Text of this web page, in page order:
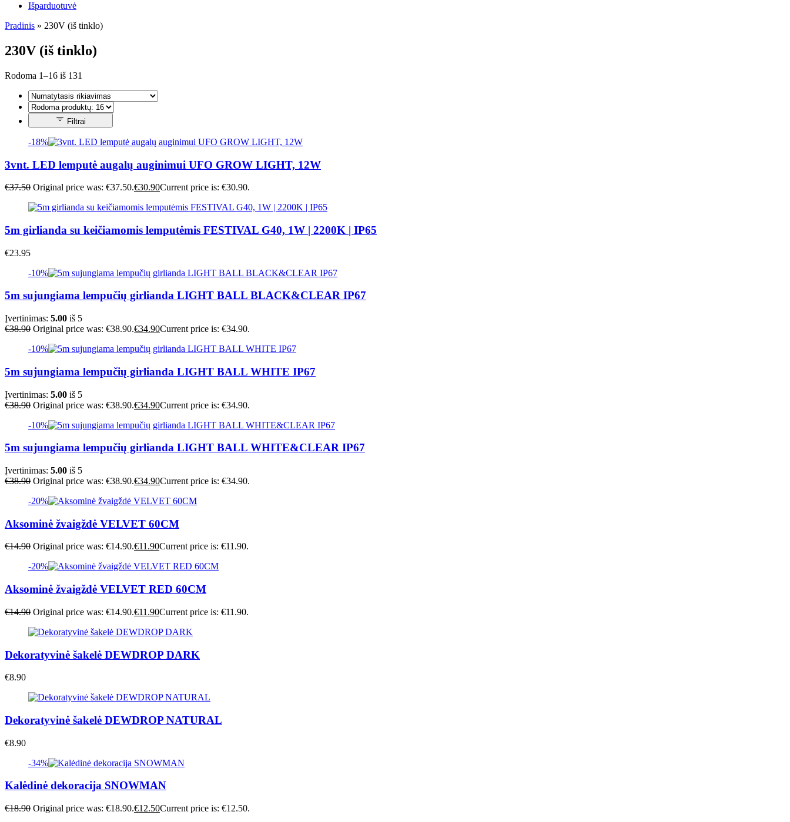
Išparduotuvė
Pradinis » 230V (iš tinklo)
230V (iš tinklo)
Rodoma 1–16 iš 131
Filtrai
-18%
3vnt. LED lemputė augalų auginimui UFO GROW LIGHT, 12W
€37.50 Original price was: €37.50.€30.90Current price is: €30.90.
5m girlianda su keičiamomis lemputėmis FESTIVAL G40, 1W | 2200K | IP65
€23.95
-10%
5m sujungiama lempučių girlianda LIGHT BALL BLACK&CLEAR IP67
Įvertinimas: 5.00 iš 5
€38.90 Original price was: €38.90.€34.90Current price is: €34.90.
-10%
5m sujungiama lempučių girlianda LIGHT BALL WHITE IP67
Įvertinimas: 5.00 iš 5
€38.90 Original price was: €38.90.€34.90Current price is: €34.90.
-10%
5m sujungiama lempučių girlianda LIGHT BALL WHITE&CLEAR IP67
Įvertinimas: 5.00 iš 5
€38.90 Original price was: €38.90.€34.90Current price is: €34.90.
-20%
Aksominė žvaigždė VELVET 60CM
€14.90 Original price was: €14.90.€11.90Current price is: €11.90.
-20%
Aksominė žvaigždė VELVET RED 60CM
€14.90 Original price was: €14.90.€11.90Current price is: €11.90.
Dekoratyvinė šakelė DEWDROP DARK
€8.90
Dekoratyvinė šakelė DEWDROP NATURAL
€8.90
-34%
Kalėdinė dekoracija SNOWMAN
€18.90 Original price was: €18.90.€12.50Current price is: €12.50.